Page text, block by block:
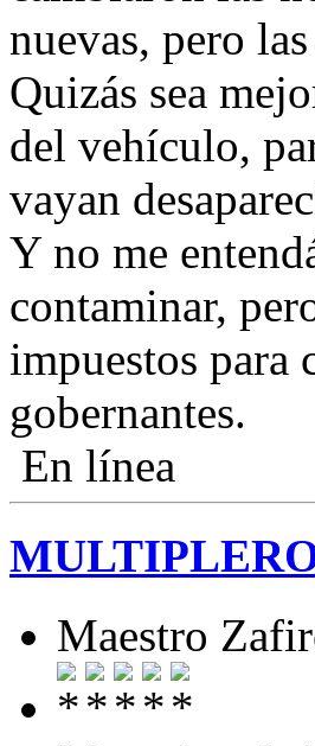
nuevas, pero
Quizás sea
del vehículo,
vayan
Y no me
contaminar,
impuestos para
gobernantes.
En línea
Maestro